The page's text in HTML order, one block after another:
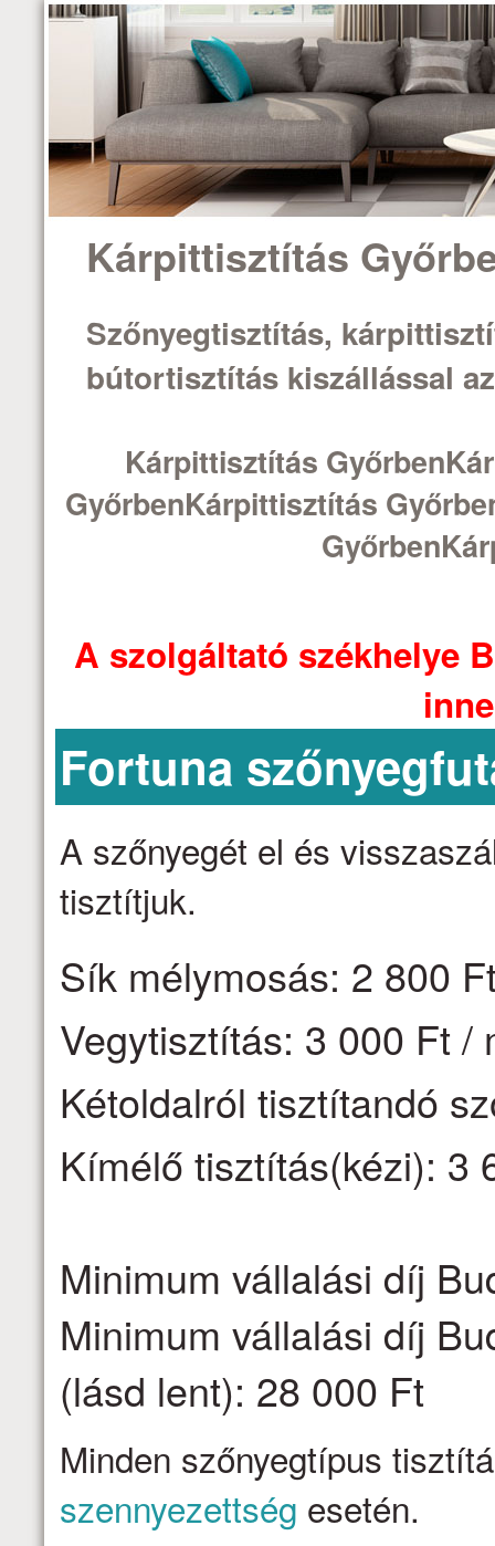
Kárpittisztítás
Szőnyegtisztítás,
bútortisztítás kiszállással
Kárpittisztítás
GyőrbenKárpittisztítás
A szolgáltató székhelye
Fortuna
A szőnyegét el és
tisztítjuk.
Sík mélymosás: 2 800
Vegytisztítás: 3 000 Ft /
Kétoldalról tisztítandó
Kímélő tisztítás(kézi): 3
Minimum vállalási díj
Minimum vállalási díj
(lásd lent): 28 000 Ft
Minden szőnyegtípus
szennyezettség esetén.